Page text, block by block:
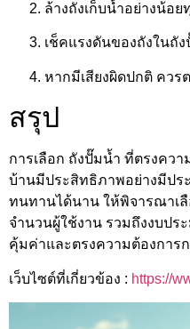
ล้างถังเก็บน้ำอย่างน้อย
เช็คแรงดันของถังในถั
หากมีเสียงผิดปกติ ควร
สรุป
การเลือก ถังปั๊มน้ำ ที่ตรงคว
บ้านมีประสิทธิภาพอย่างมีปร
ทนทานได้นาน ให้พิจารณาเ
จำนวนผู้ใช้งาน รวมถึงงบปร
คุ้มค่าและตรงความต้องการ
เว็บไซต์ที่เกี่ยวข้อง : https://